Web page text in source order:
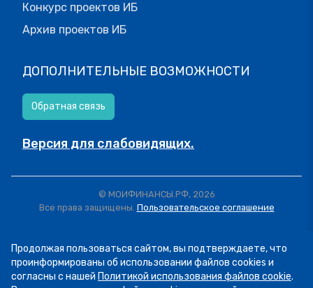
Конкурс проектов ИБ
Архив проектов ИБ
ДОПОЛНИТЕЛЬНЫЕ ВОЗМОЖНОСТИ
Обратная связь
Версия для слабовидящих.
© МОИФИНАНСЫ.РФ, 2026
Все права защищены. Пользовательское соглашение
Продолжая пользоваться сайтом, вы подтверждаете, что
проинформированы об использовании файлов cookies и
согласны с нашей Политикой использования файлов cookie.